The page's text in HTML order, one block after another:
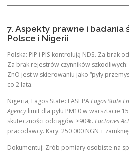
7. Aspekty prawne i
Polsce i Nigerii
Polska: PIP i PIS kontrolują NDS. Za brak
Za brak rejestrów czynników szkodliwych:
ZnO jest w skierowaniu jako “pyły
co 2 lata.
Nigeria, Lagos State: LASEPALagos State
Agency limit dla pyłu PM10 w warsztacie
skuteczności odciągów >90%. Factories Act
pracodawcy. Kary: 250 000 NGN +
Dokumentuj: Zrób pomiary osobiste na